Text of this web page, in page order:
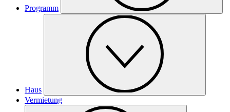
Programm
Haus
Vermietung